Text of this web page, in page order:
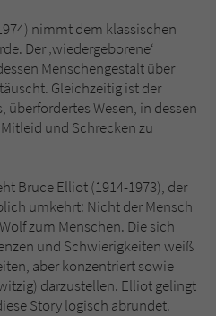
nimmt dem klassischen
Der ‚wiedergeborene‘
Menschengestalt über
Gleichzeitig ist der
überfordertes Wesen, in dessen
und Schrecken zu
Bruce Elliot (1914-1973), der
umkehrt: Nicht der Mensch
zum Menschen. Die sich
und Schwierigkeiten weiß
aber konzentriert sowie
darzustellen. Elliot gelingt
Story logisch abrundet.